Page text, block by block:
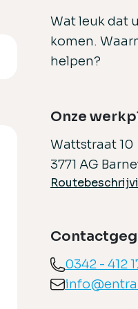
Wat leuk dat
komen.
helpen?
Onze
Wattstraat 10
3771 AG
0342 - 412